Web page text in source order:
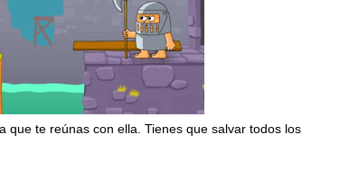
que te reúnas con ella. Tienes que salvar todos los